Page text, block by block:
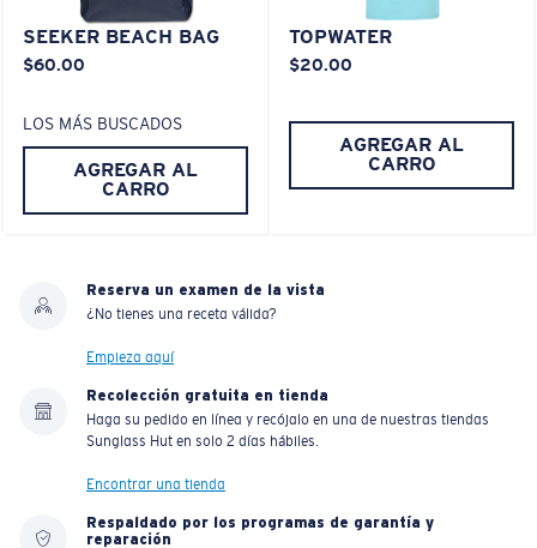
Liviano y Resistente a los impactos
lentes más livianas y duraderas
C-WALL
es un enlace molecular resistente a los
rayones
PATENTE DE EE. UU. N.º 7.506.977
SEEKER BEACH BAG
$60.00
LOS MÁS BUSCADOS
AGREGAR AL
CARRO
TOPWATER
$20.00
AGREGAR AL
CARRO
Reserva un examen de la vista
¿No tienes una receta válida?
Empieza aquí
Recolección gratuita en tienda
Haga su pedido en línea y recójalo en una de nuestras tiendas
Sunglass Hut en solo 2 días hábiles.
Encontrar una tienda
Respaldado por los programas de garantía y
reparación